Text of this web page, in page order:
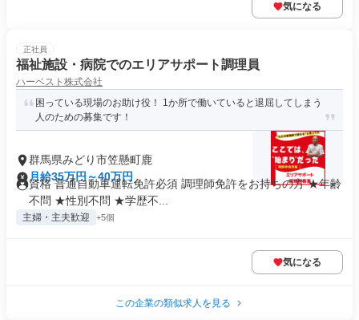
気になる
正社員
福祉施設・病院でのエリアサポート調理員
ハーベスト株式会社
困っている現場のお助け役！ 1か所で働いていると退屈してしまう
人のための募集です！
群馬県みどり市笠懸町鹿
月給35万円～40万円
資格 普通自動車運転免許必須 調理師免許をお持ちの方 ★年齢
不問 ★性別不問 ★学歴不...
主婦・主夫歓迎 +5個
気になる
この企業の類似求人を見る